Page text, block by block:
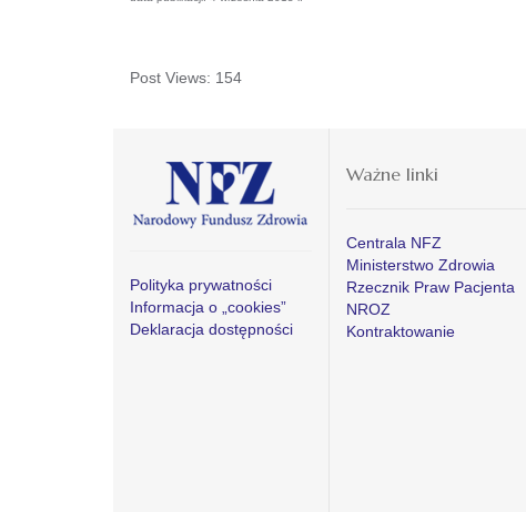
Post Views: 154
Polityka prywatności
Informacja o „cookies”
Deklaracja dostępności
Ważne linki
Centrala NFZ
Ministerstwo Zdrowia
Rzecznik Praw Pacjenta
NROZ
Kontraktowanie